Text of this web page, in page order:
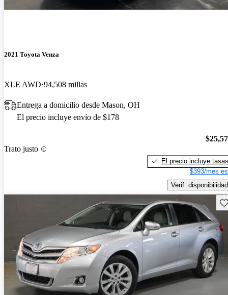
2021 Toyota Venza
XLE AWD 94,508 millas
Entrega a domicilio desde Mason, OH
El precio incluye envío de $178
Trato justo
El precio incluye tasas
$393/mes
Verif. disponibilidad